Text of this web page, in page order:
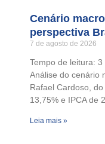
Cenário
perspectiva
7 de agosto de 2026
Tempo de leitura: 3
Análise do cenário
Rafael Cardoso,
13,75% e IPCA de
Leia mais »